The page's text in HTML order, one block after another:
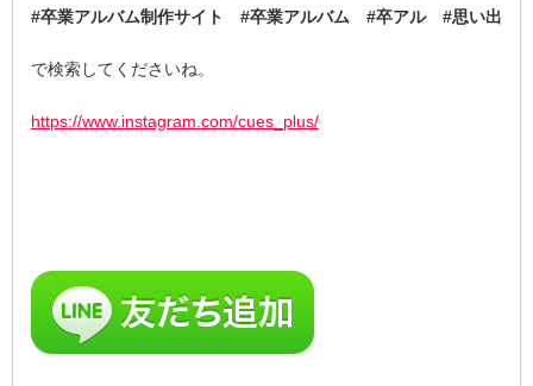
#卒業アルバム制作サイト #卒業アルバム #卒アル #思い出
で検索してくださいね。
https://www.instagram.com/cues_plus/